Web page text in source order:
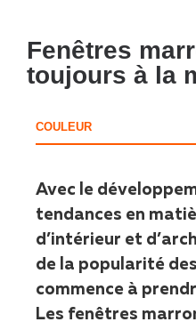
Fenêtres
toujours à la
COULEUR
Avec le
tendances en
d’intérieur et
de la popularité
commence à
Les fenêtres